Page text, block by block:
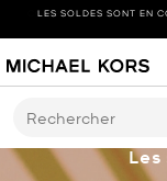
LES SOLDES SONT EN
Rechercher